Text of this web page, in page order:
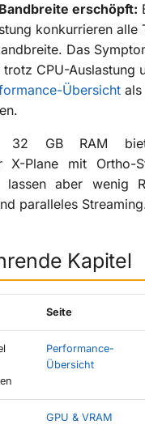
erschöpft:
konkurrieren alle
Das
trotz CPU-Auslastung
Übersicht als
32 GB RAM
X-Plane mit Ortho-
lassen aber wenig
paralleles
Kapitel
Seite
Performance-
Übersicht
GPU & VRAM